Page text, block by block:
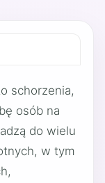
schorzenia,
osób na
do wielu
w tym